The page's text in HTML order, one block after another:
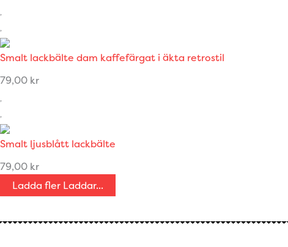
Smalt lackbälte dam kaffefärgat i äkta retrostil
79,00 kr
Smalt ljusblått lackbälte
79,00 kr
Ladda fler Laddar...